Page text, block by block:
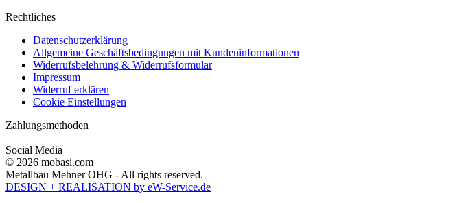
Rechtliches
Datenschutzerklärung
Allgemeine Geschäftsbedingungen mit Kundeninformationen
Widerrufsbelehrung & Widerrufsformular
Impressum
Widerruf erklären
Cookie Einstellungen
Zahlungsmethoden
Social Media
© 2026 mobasi.com
Metallbau Mehner OHG - All rights reserved.
DESIGN + REALISATION by eW-Service.de